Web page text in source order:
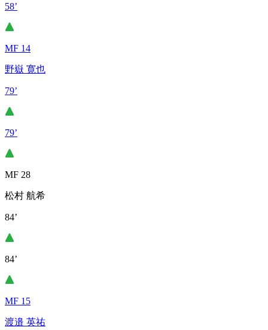
58’
MF 14
野嶽 寛也
79’
79’
MF 28
松村 航希
84’
84’
MF 15
渡邉 英祐